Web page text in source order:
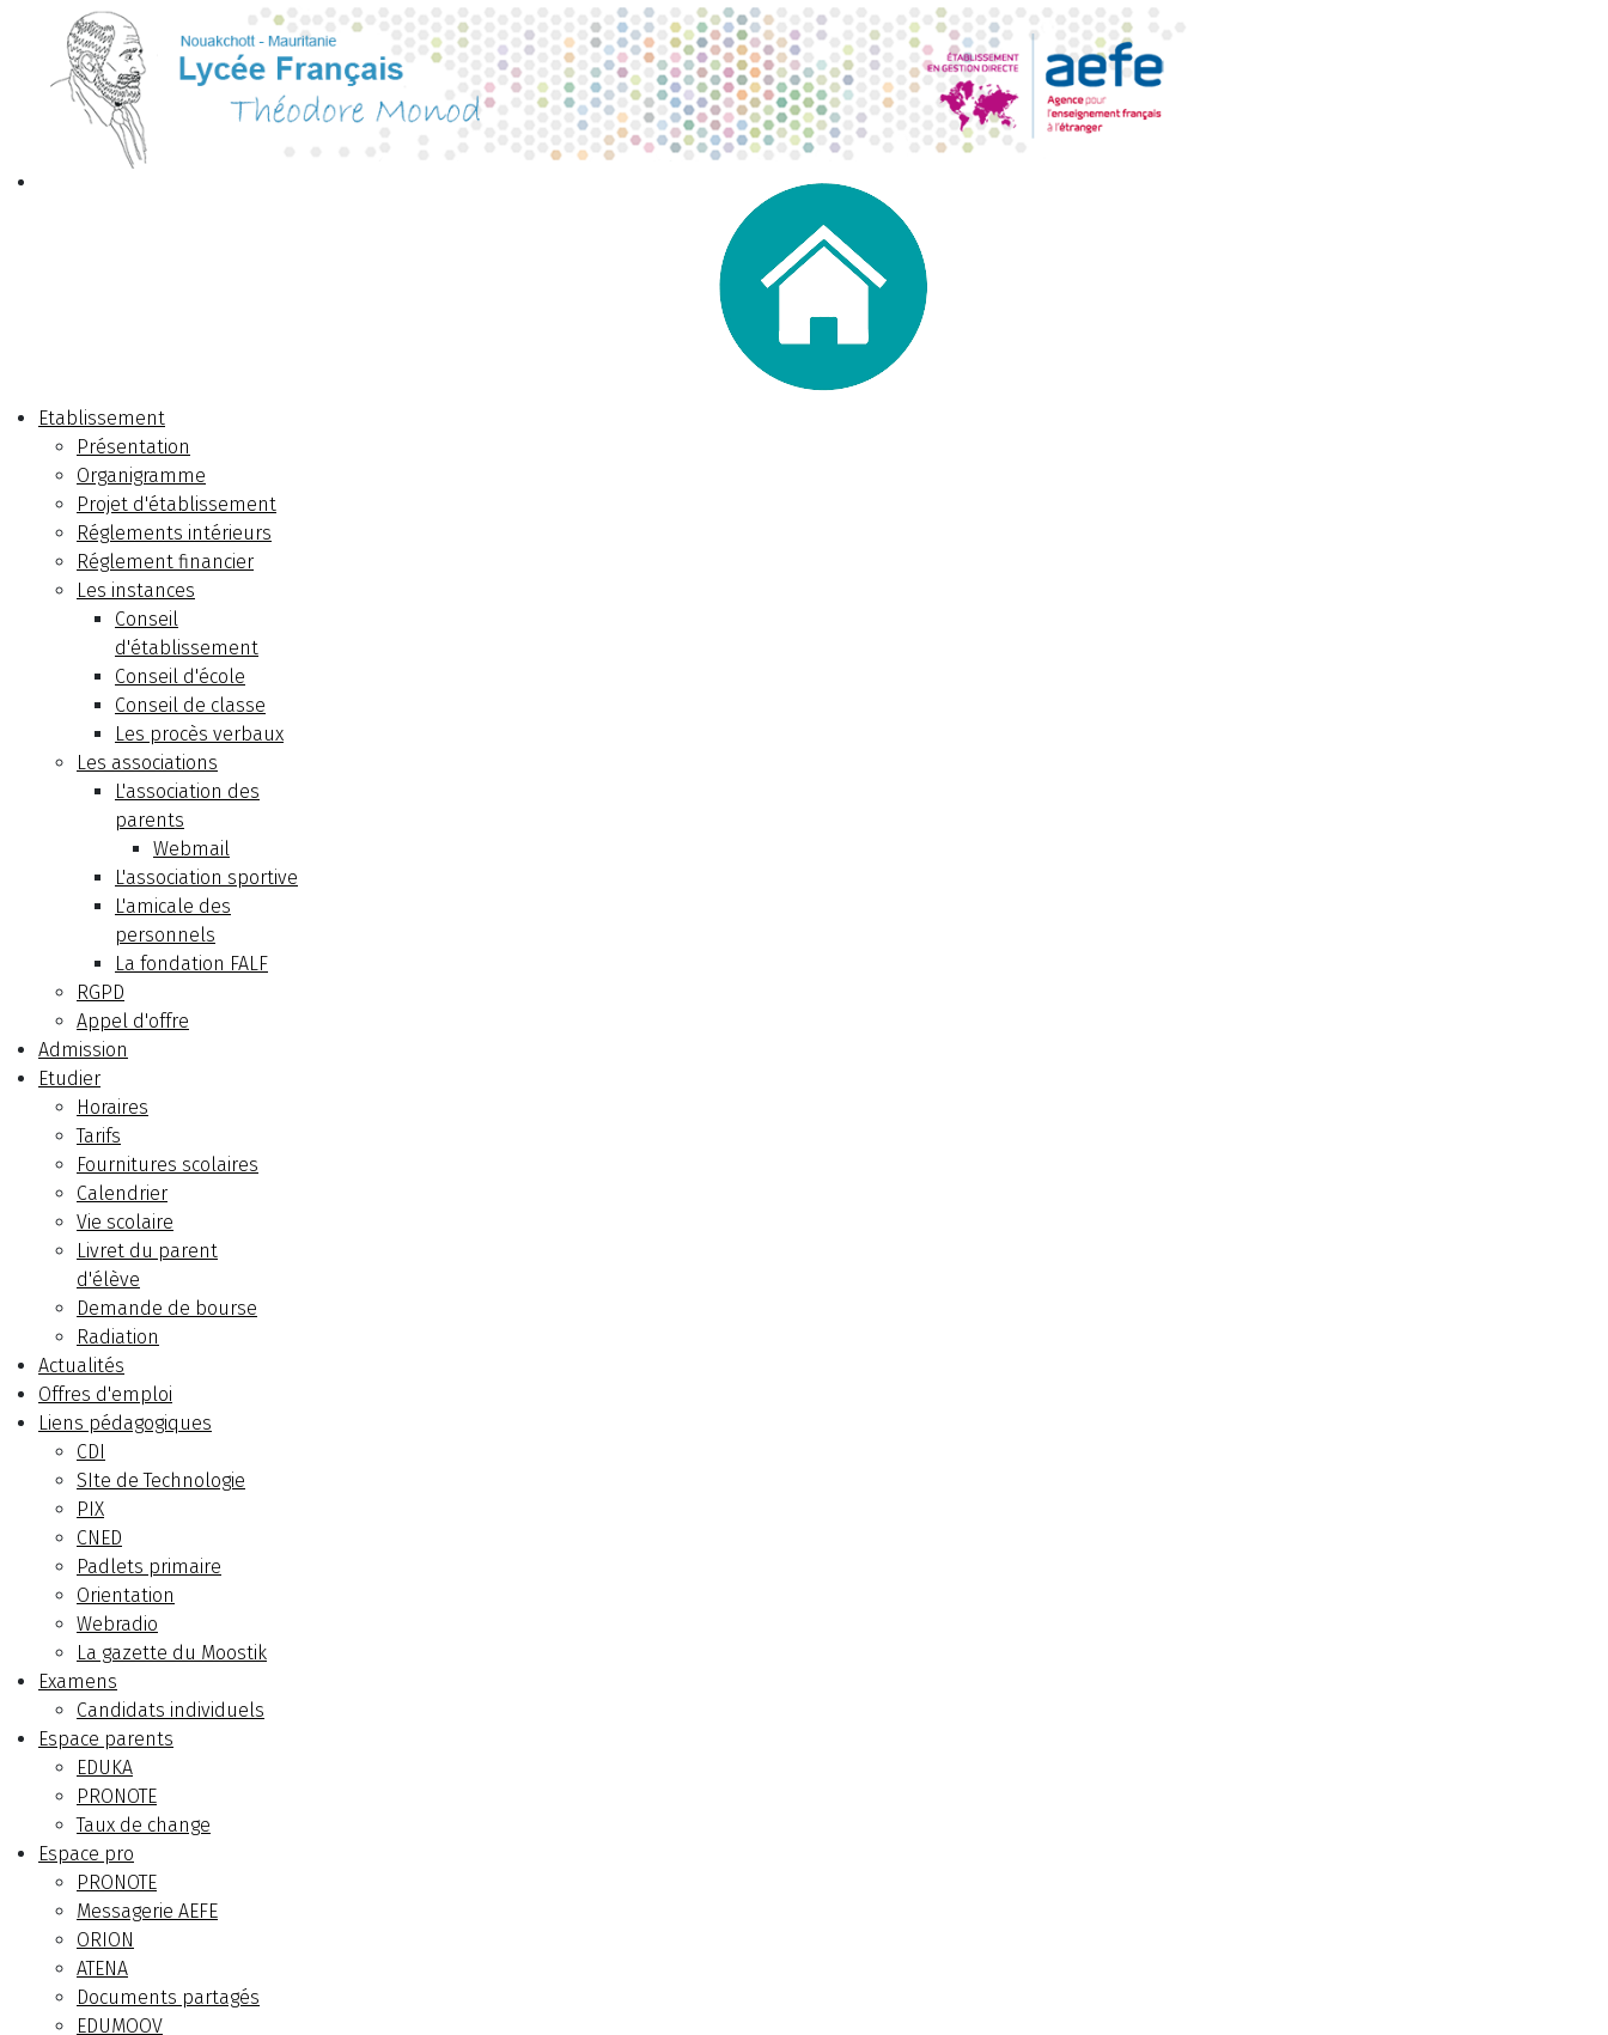
Etablissement
Présentation
Organigramme
Projet d'établissement
Réglements intérieurs
Réglement financier
Les instances
Conseil
d'établissement
Conseil d'école
Conseil de classe
Les procès verbaux
Les associations
L'association des
parents
Webmail
L'association sportive
L'amicale des
personnels
La fondation FALF
RGPD
Appel d'offre
Admission
Etudier
Horaires
Tarifs
Fournitures scolaires
Calendrier
Vie scolaire
Livret du parent
d'élève
Demande de bourse
Radiation
Actualités
Offres d'emploi
Liens pédagogiques
CDI
SIte de Technologie
PIX
CNED
Padlets primaire
Orientation
Webradio
La gazette du Moostik
Examens
Candidats individuels
Espace parents
EDUKA
PRONOTE
Taux de change
Espace pro
PRONOTE
Messagerie AEFE
ORION
ATENA
Documents partagés
EDUMOOV